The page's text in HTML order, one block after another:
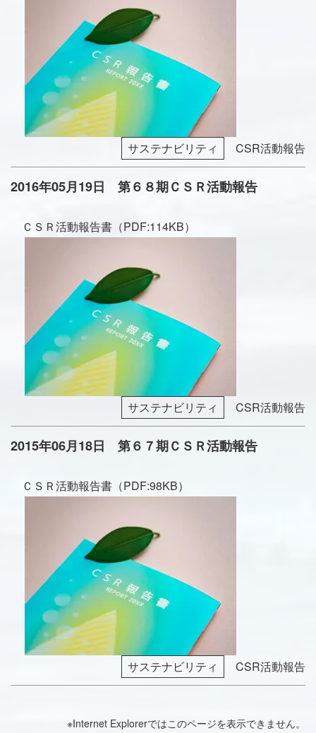
サステナビリティ CSR活動報告
2016年05月19日 第６８期ＣＳＲ活動報告
ＣＳＲ活動報告書（PDF:114KB）
サステナビリティ CSR活動報告
2015年06月18日 第６７期ＣＳＲ活動報告
ＣＳＲ活動報告書（PDF:98KB）
サステナビリティ CSR活動報告
※Internet Explorerではこのページを表示できません。